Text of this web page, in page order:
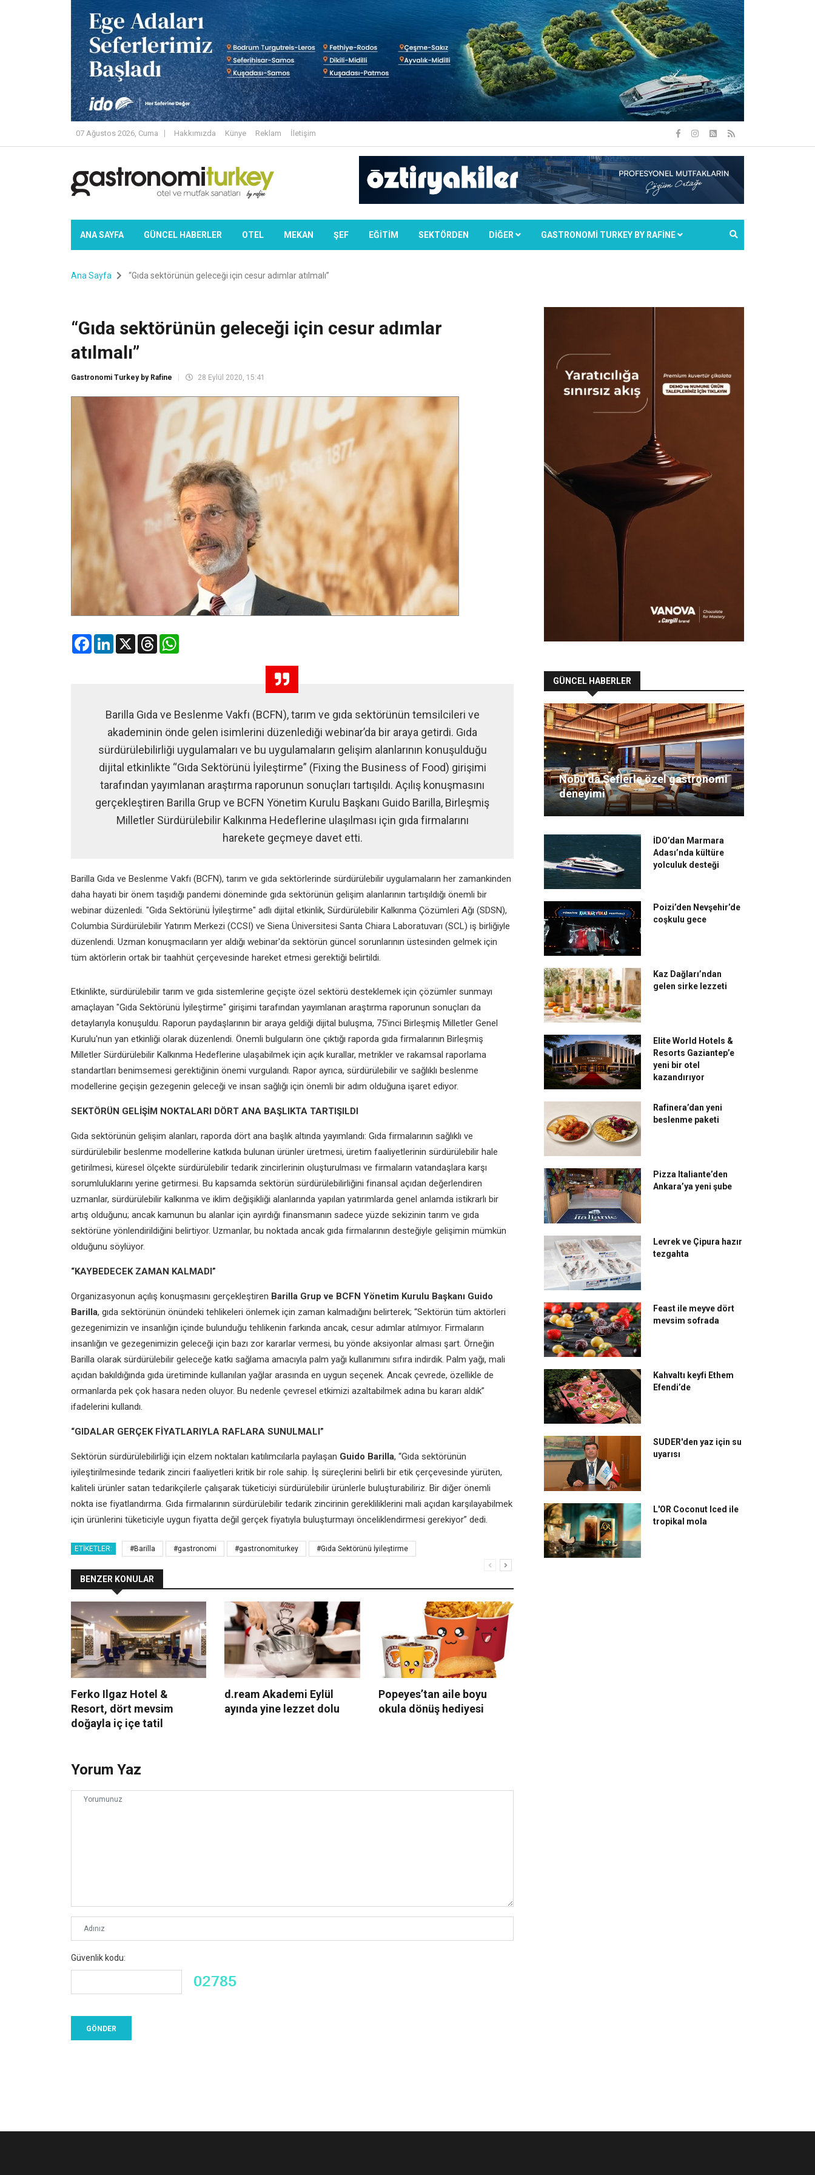
07 Ağustos 2026, Cuma Hakkımızda Künye Reklam İletişim
ANA SAYFA GÜNCEL HABERLER OTEL MEKAN ŞEF EĞİTİM SEKTÖRDEN DIĞER GASTRONOMİ TURKEY BY RAFİNE
Ana Sayfa “Gıda sektörünün geleceği için cesur adımlar atılmalı”
“Gıda sektörünün geleceği için cesur adımlar
atılmalı”
Gastronomi Turkey by Rafine 28 Eylül 2020, 15:41
FacebookLinkedIn
X Threads
Barilla Gıda ve Beslenme Vakfı (BCFN), tarım ve gıda sektörünün temsilcileri ve
akademinin önde gelen isimlerini düzenlediği webinar’da bir araya getirdi. Gıda
sürdürülebilirliği uygulamaları ve bu uygulamaların gelişim alanlarının konuşulduğu
dijital etkinlikte “Gıda Sektörünü İyileştirme” (Fixing the Business of Food) girişimi
tarafından yayımlanan araştırma raporunun sonuçları tartışıldı. Açılış konuşmasını
gerçekleştiren Barilla Grup ve BCFN Yönetim Kurulu Başkanı Guido Barilla, Birleşmiş
Milletler Sürdürülebilir Kalkınma Hedeflerine ulaşılması için gıda firmalarını
harekete geçmeye davet etti.
Barilla Gıda ve Beslenme Vakfı (BCFN), tarım ve gıda sektörlerinde sürdürülebilir uygulamaların her zamankinden
daha hayati bir önem taşıdığı pandemi döneminde gıda sektörünün gelişim alanlarının tartışıldığı önemli bir
webinar düzenledi. "Gıda Sektörünü İyileştirme" adlı dijital etkinlik, Sürdürülebilir Kalkınma Çözümleri Ağı (SDSN),
Columbia Sürdürülebilir Yatırım Merkezi (CCSI) ve Siena Üniversitesi Santa Chiara Laboratuvarı (SCL) iş birliğiyle
düzenlendi. Uzman konuşmacıların yer aldığı webinar'da sektörün güncel sorunlarının üstesinden gelmek için
tüm aktörlerin ortak bir taahhüt çerçevesinde hareket etmesi gerektiği belirtildi.
Etkinlikte, sürdürülebilir tarım ve gıda sistemlerine geçişte özel sektörü desteklemek için çözümler sunmayı
amaçlayan "Gıda Sektörünü İyileştirme" girişimi tarafından yayımlanan araştırma raporunun sonuçları da
detaylarıyla konuşuldu. Raporun paydaşlarının bir araya geldiği dijital buluşma, 75'inci Birleşmiş Milletler Genel
Kurulu'nun yan etkinliği olarak düzenlendi. Önemli bulguların öne çıktığı raporda gıda firmalarının Birleşmiş
Milletler Sürdürülebilir Kalkınma Hedeflerine ulaşabilmek için açık kurallar, metrikler ve rakamsal raporlama
standartları benimsemesi gerektiğinin önemi vurgulandı. Rapor ayrıca, sürdürülebilir ve sağlıklı beslenme
modellerine geçişin gezegenin geleceği ve insan sağlığı için önemli bir adım olduğuna işaret ediyor.
SEKTÖRÜN GELİŞİM NOKTALARI DÖRT ANA BAŞLIKTA TARTIŞILDI
Gıda sektörünün gelişim alanları, raporda dört ana başlık altında yayımlandı: Gıda firmalarının sağlıklı ve
sürdürülebilir beslenme modellerine katkıda bulunan ürünler üretmesi, üretim faaliyetlerinin sürdürülebilir hale
getirilmesi, küresel ölçekte sürdürülebilir tedarik zincirlerinin oluşturulması ve firmaların vatandaşlara karşı
sorumluluklarını yerine getirmesi. Bu kapsamda sektörün sürdürülebilirliğini finansal açıdan değerlendiren
uzmanlar, sürdürülebilir kalkınma ve iklim değişikliği alanlarında yapılan yatırımlarda genel anlamda istikrarlı bir
artış olduğunu; ancak kamunun bu alanlar için ayırdığı finansmanın sadece yüzde sekizinin tarım ve gıda
sektörüne yönlendirildiğini belirtiyor. Uzmanlar, bu noktada ancak gıda firmalarının desteğiyle gelişimin mümkün
olduğunu söylüyor.
“KAYBEDECEK ZAMAN KALMADI”
Organizasyonun açılış konuşmasını gerçekleştiren Barilla Grup ve BCFN Yönetim Kurulu Başkanı Guido
Barilla, gıda sektörünün önündeki tehlikeleri önlemek için zaman kalmadığını belirterek; “Sektörün tüm aktörleri
gezegenimizin ve insanlığın içinde bulunduğu tehlikenin farkında ancak, cesur adımlar atılmıyor. Firmaların
insanlığın ve gezegenimizin geleceği için bazı zor kararlar vermesi, bu yönde aksiyonlar alması şart. Örneğin
Barilla olarak sürdürülebilir geleceğe katkı sağlama amacıyla palm yağı kullanımını sıfıra indirdik. Palm yağı, mali
açıdan bakıldığında gıda üretiminde kullanılan yağlar arasında en uygun seçenek. Ancak çevrede, özellikle de
ormanlarda pek çok hasara neden oluyor. Bu nedenle çevresel etkimizi azaltabilmek adına bu kararı aldık”
ifadelerini kullandı.
“GIDALAR GERÇEK FİYATLARIYLA RAFLARA SUNULMALI”
Sektörün sürdürülebilirliği için elzem noktaları katılımcılarla paylaşan Guido Barilla, “Gıda sektörünün
iyileştirilmesinde tedarik zinciri faaliyetleri kritik bir role sahip. İş süreçlerini belirli bir etik çerçevesinde yürüten,
kaliteli ürünler satan tedarikçilerle çalışarak tüketiciyi sürdürülebilir ürünlerle buluşturabiliriz. Bir diğer önemli
nokta ise fiyatlandırma. Gıda firmalarının sürdürülebilir tedarik zincirinin gerekliliklerini mali açıdan karşılayabilmek
için ürünlerini tüketiciyle uygun fiyatta değil gerçek fiyatıyla buluşturmayı önceliklendirmesi gerekiyor” dedi.
ETIKETLER: #Barilla #gastronomi #gastronomiturkey #Gıda Sektörünü İyileştirme
BENZER KONULAR
Ferko Ilgaz Hotel &
Resort, dört mevsim
doğayla iç içe tatil
d.ream Akademi Eylül
ayında yine lezzet dolu
Popeyes’tan aile boyu
okula dönüş hediyesi
Yorum Yaz
Güvenlik kodu:
GÜNCEL HABERLER
Nobu’da Şeflerle özel gastronomi
deneyimi
İDO’dan Marmara
Adası’nda kültüre
yolculuk desteği
Poizi’den Nevşehir’de
coşkulu gece
Kaz Dağları’ndan
gelen sirke lezzeti
Elite World Hotels &
Resorts Gaziantep’e
yeni bir otel
kazandırıyor
Rafinera’dan yeni
beslenme paketi
Pizza Italiante’den
Ankara’ya yeni şube
Levrek ve Çipura hazır
tezgahta
Feast ile meyve dört
mevsim sofrada
Kahvaltı keyfi Ethem
Efendi’de
SUDER'den yaz için su
uyarısı
L'OR Coconut Iced ile
tropikal mola